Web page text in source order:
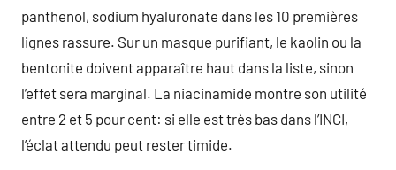
panthenol, sodium hyaluronate dans les 10 premières
lignes rassure. Sur un masque purifiant, le kaolin ou la
bentonite doivent apparaître haut dans la liste, sinon
l’effet sera marginal. La niacinamide montre son utilité
entre 2 et 5 pour cent: si elle est très bas dans l’INCI,
l’éclat attendu peut rester timide.